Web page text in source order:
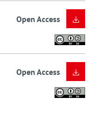
Open Access
Open Access